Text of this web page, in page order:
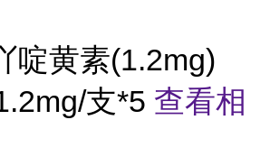
啶黄素(1.2mg)
支*5 查看相